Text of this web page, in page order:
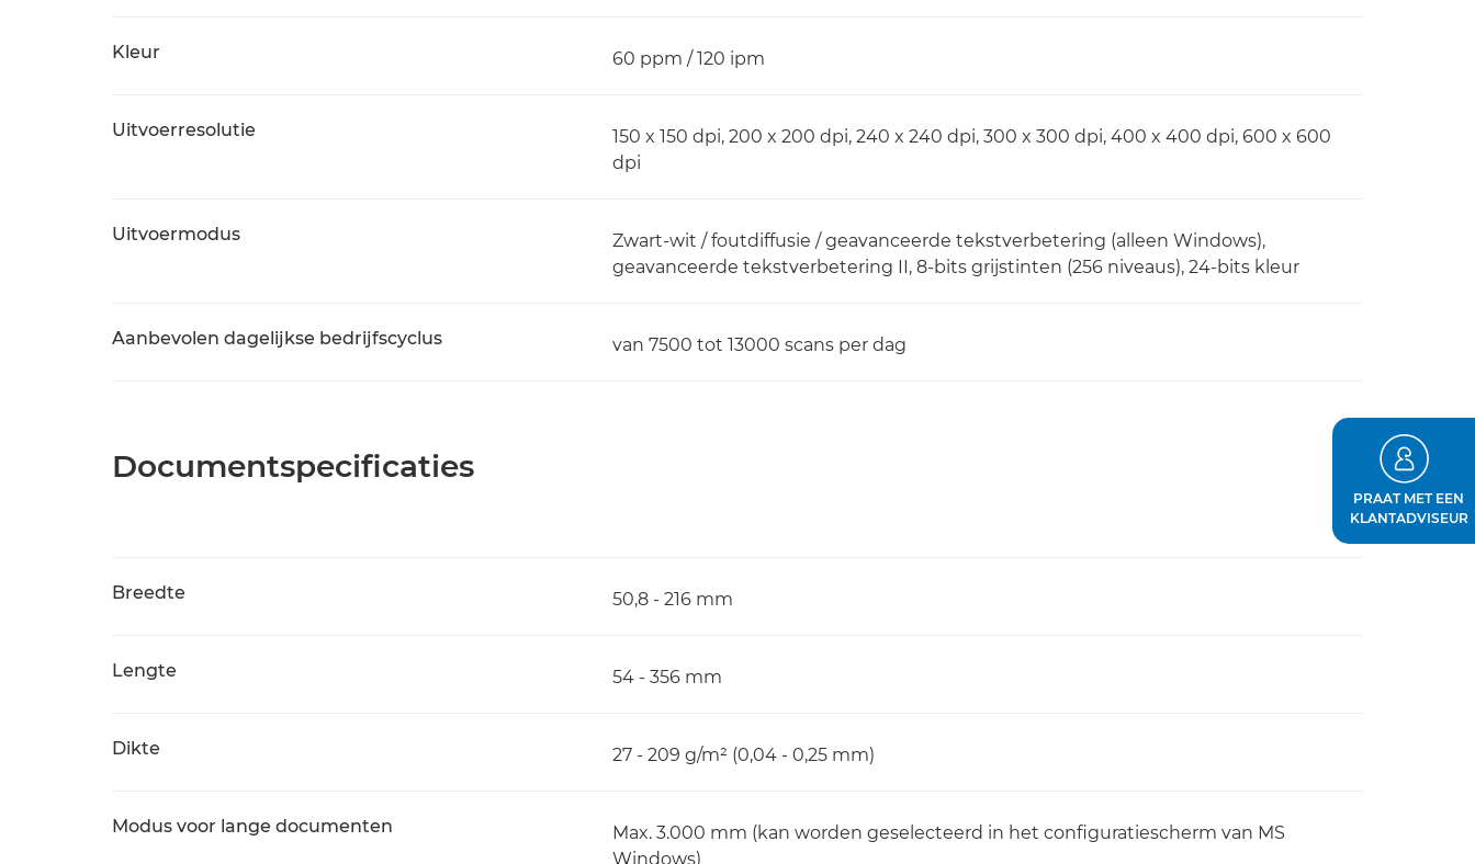
Kleur 60 ppm / 120 ipm
Uitvoerresolutie
150 x 150 dpi, 200 x 200 dpi, 240 x 240 dpi, 300 x 300 dpi, 400 x 400 dpi, 600 x 600
dpi
Uitvoermodus
Zwart-wit / foutdiffusie / geavanceerde tekstverbetering (alleen Windows),
geavanceerde tekstverbetering II, 8-bits grijstinten (256 niveaus), 24-bits kleur
Aanbevolen dagelijkse bedrijfscyclus van 7500 tot 13000 scans per dag
Documentspecificaties
Breedte 50,8 - 216 mm
Lengte 54 - 356 mm
Dikte 27 - 209 g/m² (0,04 - 0,25 mm)
Modus voor lange documenten
Max. 3.000 mm (kan worden geselecteerd in het configuratiescherm van MS
Windows)
PRAAT MET EEN
KLANTADVISEUR